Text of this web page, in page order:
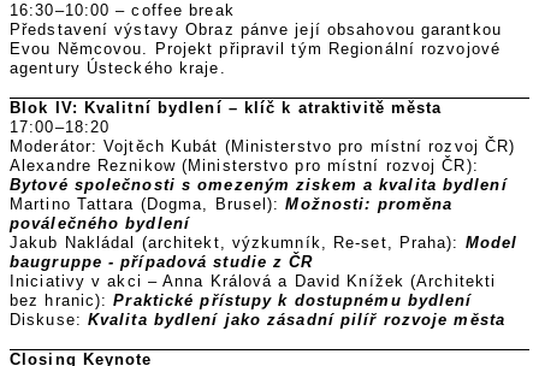
16:30–10:00 – coffee break
Představení výstavy Obraz pánve její obsahovou garantkou
Evou Němcovou. Projekt připravil tým Regionální rozvojové
agentury Ústeckého kraje.
Blok IV: Kvalitní bydlení – klíč k atraktivitě města
17:00–18:20
Moderátor: Vojtěch Kubát (Ministerstvo pro místní rozvoj ČR)
Alexandre Reznikow (Ministerstvo pro místní rozvoj ČR):
Bytové společnosti s omezeným ziskem a kvalita bydlení
Martino Tattara (Dogma, Brusel):Možnosti: proměna
poválečného bydlení
Jakub Nakládal (architekt, výzkumník, Re-set, Praha): Model
baugruppe - případová studie z ČR
Iniciativy v akci – Anna Králová a David Knížek (Architekti
bez hranic):Praktické přístupy k dostupnému bydlení
Diskuse: Kvalita bydlení jako zásadní pilíř rozvoje města
Closing Keynote